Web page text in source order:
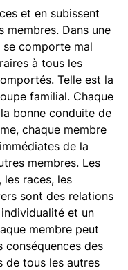
et en subissent
membres. Dans une
se comporte mal
à tous les
Telle est la
familial. Chaque
bonne conduite de
chaque membre
de la
membres. Les
les races, les
sont des relations
et un
membre peut
conséquences des
de tous les autres